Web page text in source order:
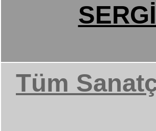
SERGİ
Tüm